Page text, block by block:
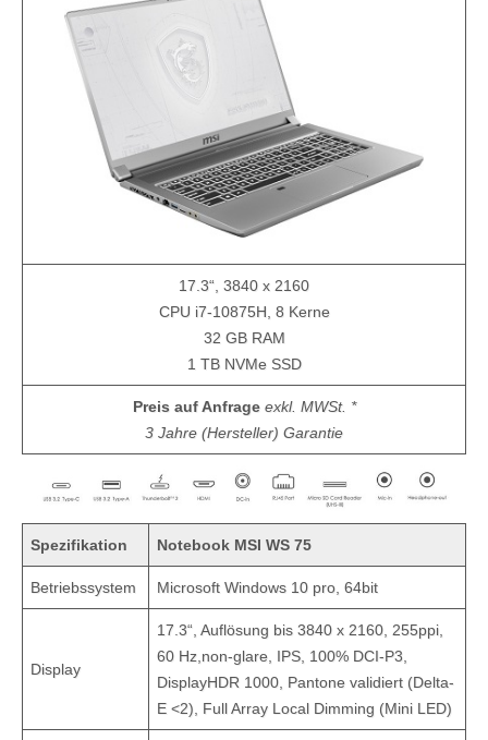
17.3“, 3840 x 2160
CPU i7-10875H, 8 Kerne
32 GB RAM
1 TB NVMe SSD
Preis auf Anfrage exkl. MWSt. *
3 Jahre (Hersteller) Garantie
Spezifikation Notebook MSI WS 75
Betriebssystem Microsoft Windows 10 pro, 64bit
Display
17.3“, Auflösung bis 3840 x 2160, 255ppi,
60 Hz,non-glare, IPS, 100% DCI-P3,
DisplayHDR 1000, Pantone validiert (Delta-
E <2), Full Array Local Dimming (Mini LED)